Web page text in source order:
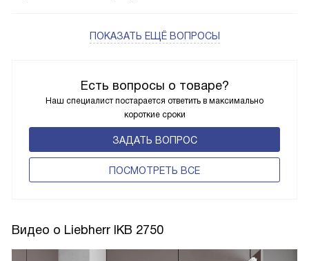
Есть вопросы о товаре?
Наш специалист постарается ответить в максимально
короткие сроки
ЗАДАТЬ ВОПРОС
ПОCМОТРЕТЬ ВСЕ
ПОКАЗАТЬ ЕЩЁ ВОПРОСЫ
Видео о Liebherr IKB 2750